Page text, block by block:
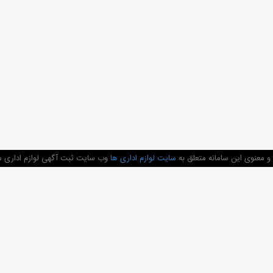
معنوی این سامانه متعلق به سایت لوازم اداری هاوب سایت ثبت آگهی لوازم اداری